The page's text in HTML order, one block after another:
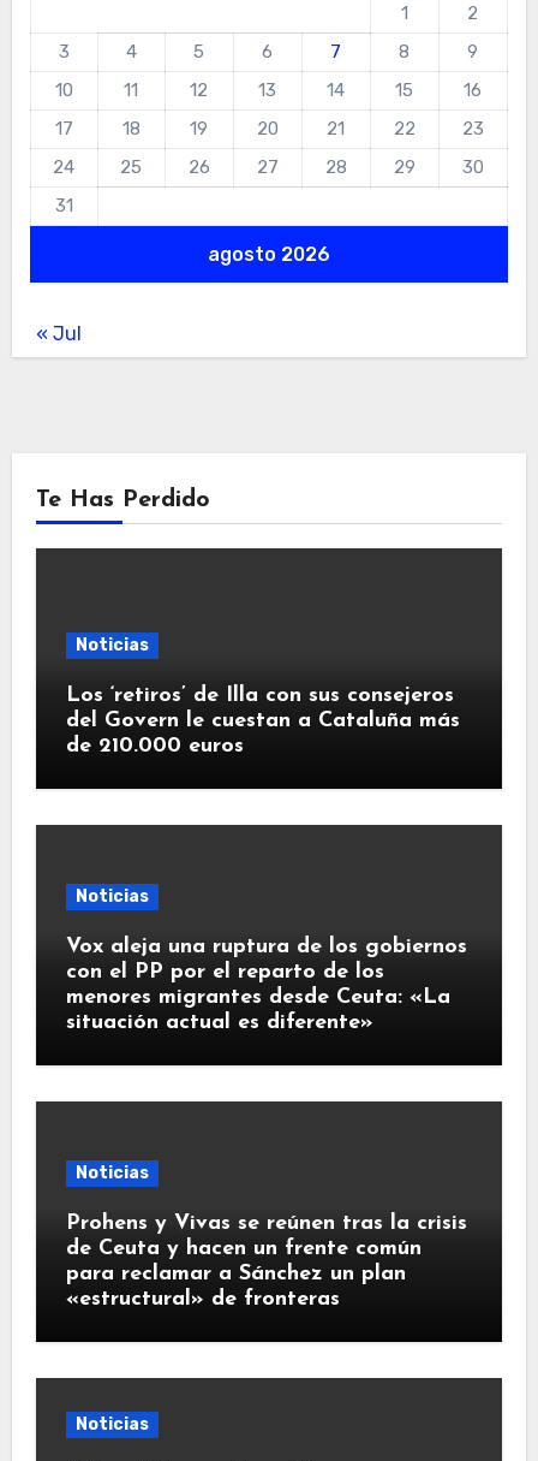
agosto 2026
1
2
3
4 5 6 7 8
9
10
11 12 13 14 15
16
17
18 19 20 21 22
23
24
25 26 27 28 29
30
31
« Jul
Te Has Perdido
Noticias
Los ‘retiros’ de Illa con sus consejeros
del Govern le cuestan a Cataluña más
de 210.000 euros
Noticias
Vox aleja una ruptura de los gobiernos
con el PP por el reparto de los
menores migrantes desde Ceuta: «La
situación actual es diferente»
Noticias
Prohens y Vivas se reúnen tras la crisis
de Ceuta y hacen un frente común
para reclamar a Sánchez un plan
«estructural» de fronteras
Noticias